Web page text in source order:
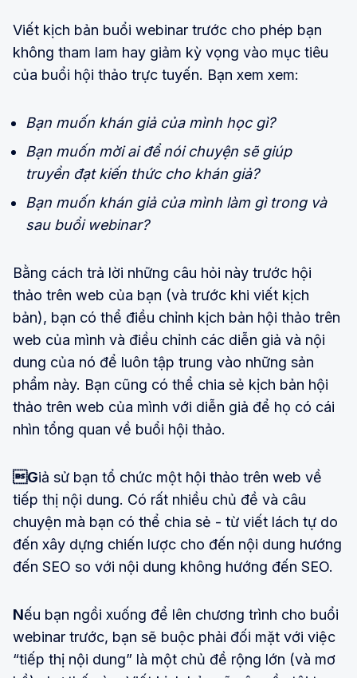
Viết kịch bản buổi webinar trước cho phép bạn
không tham lam hay giảm kỳ vọng vào mục tiêu
của buổi hội thảo trực tuyến. Bạn xem xem:
Bạn muốn khán giả của mình học gì?
Bạn muốn mời ai để nói chuyện sẽ giúp
truyền đạt kiến thức cho khán giả?
Bạn muốn khán giả của mình làm gì trong và
sau buổi webinar?
Bằng cách trả lời những câu hỏi này trước hội
thảo trên web của bạn (và trước khi viết kịch
bản), bạn có thể điều chỉnh kịch bản hội thảo trên
web của mình và điều chỉnh các diễn giả và nội
dung của nó để luôn tập trung vào những sản
phẩm này. Bạn cũng có thể chia sẻ kịch bản hội
thảo trên web của mình với diễn giả để họ có cái
nhìn tổng quan về buổi hội thảo.
Giả sử bạn tổ chức một hội thảo trên web về
tiếp thị nội dung. Có rất nhiều chủ đề và câu
chuyện mà bạn có thể chia sẻ - từ viết lách tự do
đến xây dựng chiến lược cho đến nội dung hướng
đến SEO so với nội dung không hướng đến SEO.
Nếu bạn ngồi xuống để lên chương trình cho buổi
webinar trước, bạn sẽ buộc phải đối mặt với việc
“tiếp thị nội dung” là một chủ đề rộng lớn (và mơ